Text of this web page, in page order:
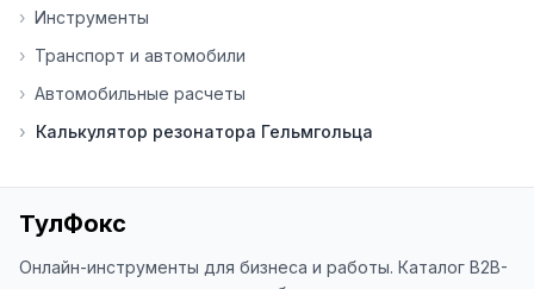
инструменты нуждаются в доработке.
основе вашей обратной связи.
⭐ Если вам нравится ToolFox — буду
благодарен за отзыв о сайте в
наши инструменты!
Благодарю за доверие и
› Инструменты
› Транспорт и автомобили
› Автомобильные расчеты
› Калькулятор резонатора Гельмгольца
ТулФокс
Онлайн-инструменты для бизнеса и работы. Каталог B2B-